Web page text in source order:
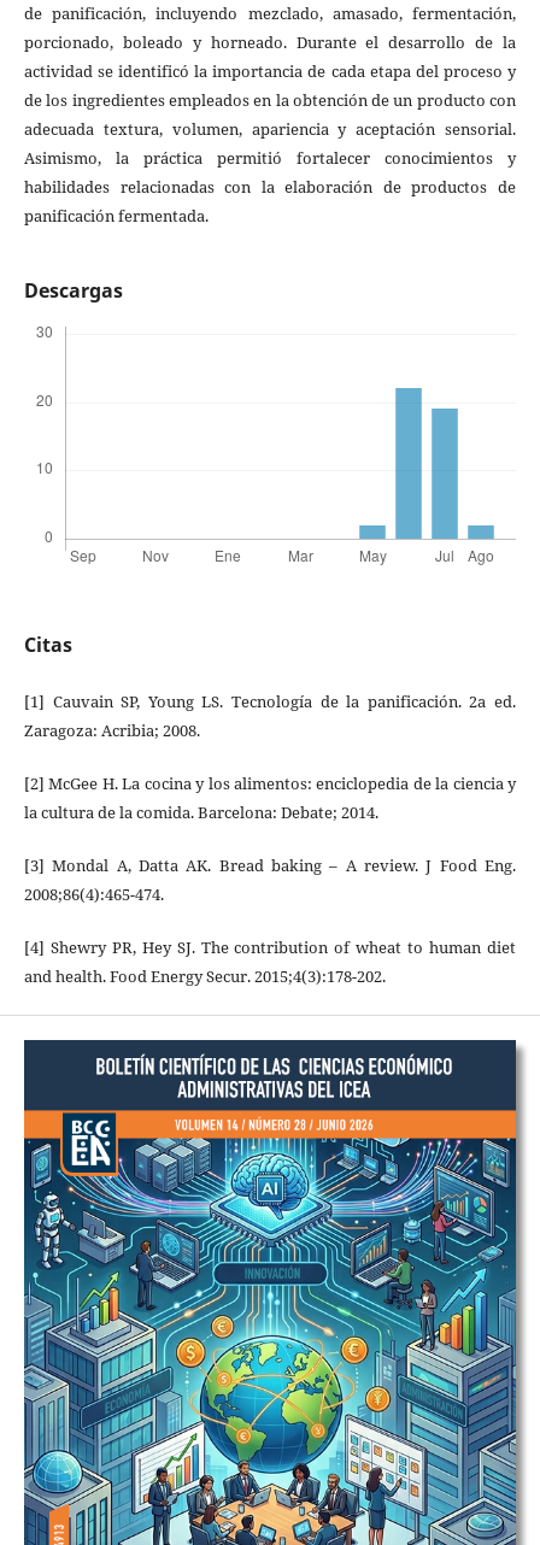
de panificación, incluyendo mezclado, amasado, fermentación,
porcionado, boleado y horneado. Durante el desarrollo de la
actividad se identificó la importancia de cada etapa del proceso y
de los ingredientes empleados en la obtención de un producto con
adecuada textura, volumen, apariencia y aceptación sensorial.
Asimismo, la práctica permitió fortalecer conocimientos y
habilidades relacionadas con la elaboración de productos de
panificación fermentada.
Descargas
Citas
[1] Cauvain SP, Young LS. Tecnología de la panificación. 2a ed.
Zaragoza: Acribia; 2008.
[2] McGee H. La cocina y los alimentos: enciclopedia de la ciencia y
la cultura de la comida. Barcelona: Debate; 2014.
[3] Mondal A, Datta AK. Bread baking – A review. J Food Eng.
2008;86(4):465-474.
[4] Shewry PR, Hey SJ. The contribution of wheat to human diet
and health. Food Energy Secur. 2015;4(3):178-202.